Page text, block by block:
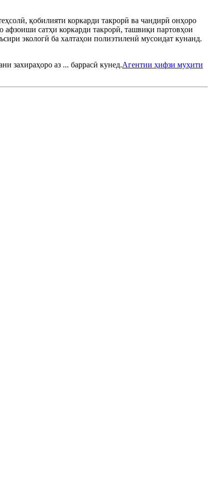
қобилияти коркарди такрорӣ ва чандирӣ онҳоро
сатҳи коркарди такрорӣ, ташвиқи партовҳои
экологӣ ба халтаҳои полиэтиленӣ мусоидат кунанд.
захираҳоро аз ... баррасӣ кунед.Агентии ҳифзи муҳити